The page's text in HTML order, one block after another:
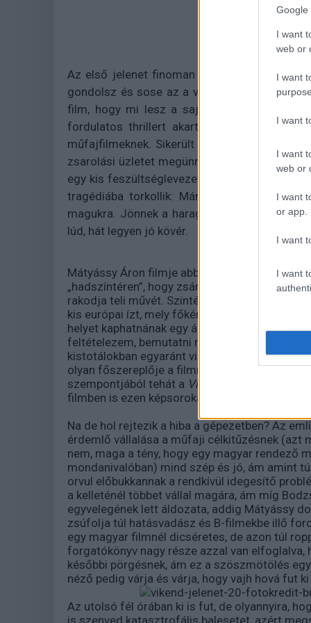
Google
I want
web or
I want
I want
I want
web or
I want
or app.
I want
I want
Az első jelenet finoman előrevetíti a Víkend
gondolsz és sose az a vadász, aki a
film, hogy mi lesz a saját veszte és miként
fordulatos thrillert akart készíteni, ami
műfajfilmeknek. Sikerült is meg nem is.
zsarolási üzletet megünnepelvén férjurával
egy kis feszültséglevezetés ugyebár
tragédiába torkollik: Márta véletlenül lelő
magukra. Jönnek a haragos falubeliek, meg
lúd, hát legyen jó kövér.
Mátyássy Áron filmje abból a szempontból
„hadszíntéren”, hogy zsánerfilmes
rakodja teli művét. Szintén javára írandó,
kis európai ízt, mely főként a környezetben
helyet kaphatnának egy álomgyári
feltételezem, bemutatni nem kell. A természet
kistotálokban egyaránt visszaadja az
olyan főszereplője a filmnek, akár Gryllus
szempontjából tehát a Víkend
hazai terepen
filmben is ezen képsorokat és nem tűnne fel
Na de hol rejtezik a hiba a gépezetben? Az
érdemlő vállalása a műfaji célkitűzésnek (azt
nem, maga a tény, hogy egy magyar rendező
mondanivalóban) mind szép és jó, ám amint
orvul előbukkannak a rendkívül idegesítő
a kelleténél többet vállal magára, ám míg
egyvelegének lett áldozata, addig Mátyássy
zsúfolja túl hatásvadász és B-filmekbe illő
egy magyar filmnél dicséretes, de azon túl
forgatókönyv nagy része azzal van
későbbi pörgésnek, ám ez a szöszmötölés
néző pedig várja és várja, hogy vajh hová fut
Az utolsó fél órában ki is fut, de olyannyira,